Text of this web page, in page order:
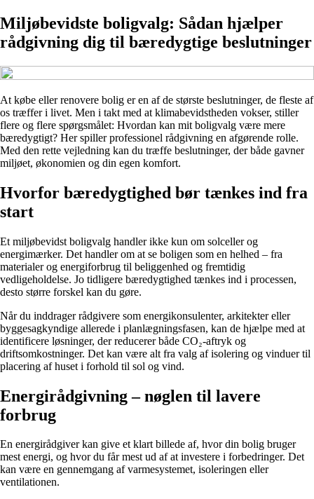
Miljøbevidste boligvalg: Sådan hjælper
rådgivning dig til bæredygtige beslutninger
At købe eller renovere bolig er en af de største beslutninger, de fleste af
os træffer i livet. Men i takt med at klimabevidstheden vokser, stiller
flere og flere spørgsmålet: Hvordan kan mit boligvalg være mere
bæredygtigt? Her spiller professionel rådgivning en afgørende rolle.
Med den rette vejledning kan du træffe beslutninger, der både gavner
miljøet, økonomien og din egen komfort.
Hvorfor bæredygtighed bør tænkes ind fra
start
Et miljøbevidst boligvalg handler ikke kun om solceller og
energimærker. Det handler om at se boligen som en helhed – fra
materialer og energiforbrug til beliggenhed og fremtidig
vedligeholdelse. Jo tidligere bæredygtighed tænkes ind i processen,
desto større forskel kan du gøre.
Når du inddrager rådgivere som energikonsulenter, arkitekter eller
byggesagkyndige allerede i planlægningsfasen, kan de hjælpe med at
identificere løsninger, der reducerer både CO₂-aftryk og
driftsomkostninger. Det kan være alt fra valg af isolering og vinduer til
placering af huset i forhold til sol og vind.
Energirådgivning – nøglen til lavere
forbrug
En energirådgiver kan give et klart billede af, hvor din bolig bruger
mest energi, og hvor du får mest ud af at investere i forbedringer. Det
kan være en gennemgang af varmesystemet, isoleringen eller
ventilationen.